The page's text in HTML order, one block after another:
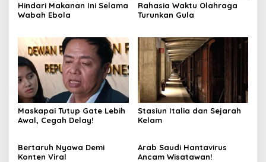
Hindari Makanan Ini Selama
Wabah Ebola
Rahasia Waktu Olahraga
Turunkan Gula
Maskapai Tutup Gate Lebih
Awal, Cegah Delay!
Stasiun Italia dan Sejarah
Kelam
Bertaruh Nyawa Demi
Konten Viral
Arab Saudi Hantavirus
Ancam Wisatawan!